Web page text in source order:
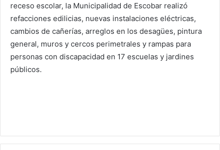
receso escolar, la Municipalidad de Escobar realizó
refacciones edilicias, nuevas instalaciones eléctricas,
cambios de cañerías, arreglos en los desagües, pintura
general, muros y cercos perimetrales y rampas para
personas con discapacidad en 17 escuelas y jardines
públicos.